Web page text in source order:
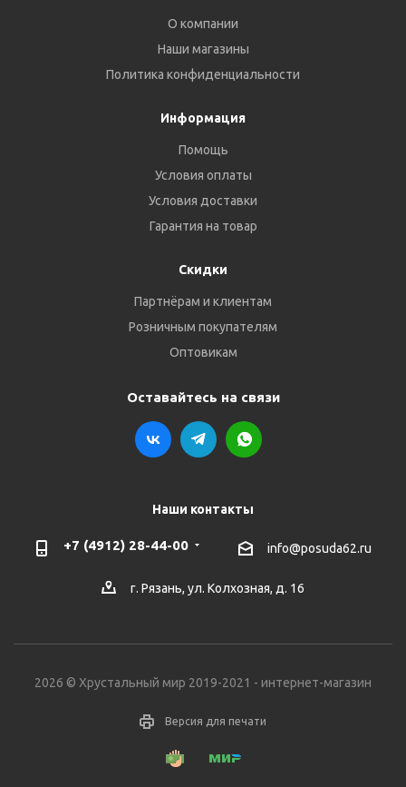
О компании
Наши магазины
Политика конфиденциальности
Информация
Помощь
Условия оплаты
Условия доставки
Гарантия на товар
Скидки
Партнёрам и клиентам
Розничным покупателям
Оптовикам
Оставайтесь на связи
Наши контакты
+7 (4912) 28-44-00 info@posuda62.ru
г. Рязань, ул. Колхозная, д. 16
2026 © Хрустальный мир 2019-2021 - интернет-магазин
Версия для печати